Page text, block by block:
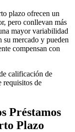
plazo ofrecen un
pero conllevan más
mayor variabilidad
su mercado y pueden
compensan con
calificación de
requisitos de
Préstamos
Plazo